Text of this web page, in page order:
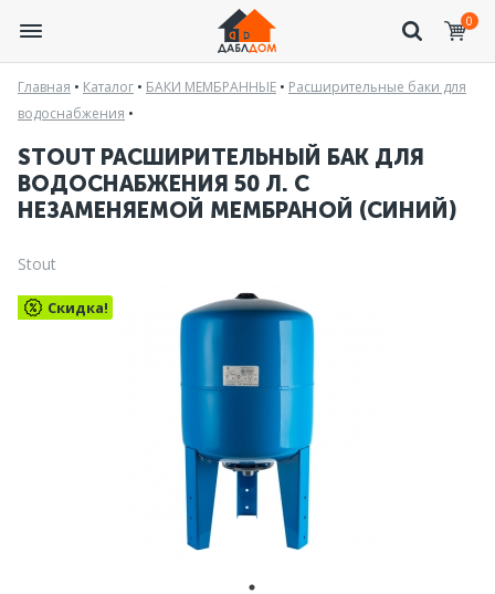
0
Главная • Каталог • БАКИ МЕМБРАННЫЕ • Расширительные баки для
водоснабжения •
STOUT РАСШИРИТЕЛЬНЫЙ БАК ДЛЯ
ВОДОСНАБЖЕНИЯ 50 Л. С
НЕЗАМЕНЯЕМОЙ МЕМБРАНОЙ (СИНИЙ)
Stout
Скидка!